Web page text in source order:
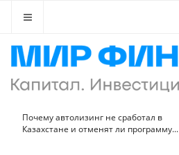
Почему автолизинг не сработал в
Казахстане и отменят ли программу...